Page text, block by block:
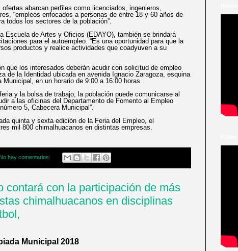
abarcan perfiles como licenciados, ingenieros,
“empleos enfocados a personas de entre 18 y 60 años de
todos los sectores de la población”.
Escuela de Artes y Oficios (EDAYO), también se brindará
para el autoempleo. “Es una oportunidad para que la
productos y realice actividades que coadyuven a su
que los interesados deberán acudir con solicitud de empleo
de la Identidad ubicada en avenida Ignacio Zaragoza, esquina
en un horario de 9:00 a 16:00 horas.
y la bolsa de trabajo, la población puede comunicarse al
a las oficinas del Departamento de Fomento al Empleo
5, Cabecera Municipal”.
quinta y sexta edición de la Feria del Empleo, el
mil 800 chimalhuacanos en distintas empresas.
No hay comentarios:
contará con la participación de más
chimalhuacanos en disciplinas
Municipal 2018